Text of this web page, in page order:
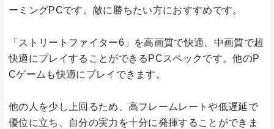
ーミングPCです。敵に勝ちたい方におすすめです。
「ストリートファイター6」を高画質で快適、中画質で超
快適にプレイすることができるPCスペックです。他のP
Cゲームも快適にプレイできます。
他の人を少し上回るため、高フレームレートや低遅延で
優位に立ち、自分の実力を十分に発揮することができま